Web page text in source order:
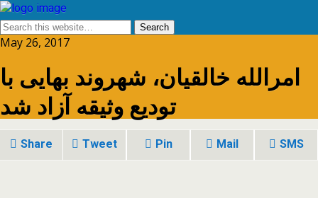
May 26, 2017
امرالله خالقیان، شهروند بهایی با
تودیع وثیقه آزاد شد
Share Tweet Pin Mail SMS